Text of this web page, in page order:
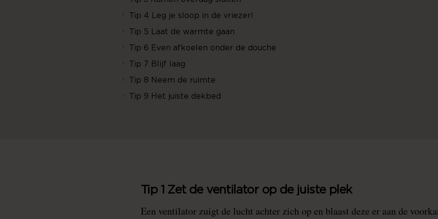
Tip 4 Leg je sloop in de vriezer!
Tip 5 Laat de warmte gaan
Tip 6 Even afkoelen onder de douche
Tip 7 Blijf laag
Tip 8 Neem de ruimte
Tip 9 Het juiste dekbed
Tip 1 Zet de ventilator op de juiste plek
Een ventilator zuigt de lucht achter zich op en blaast deze er aan de